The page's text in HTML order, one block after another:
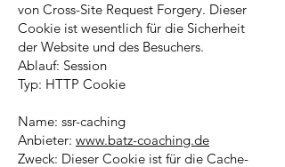
von Cross-Site Request Forgery. Dieser
Cookie ist wesentlich für die Sicherheit
der Website und des Besuchers.
Ablauf: Session
Typ: HTTP Cookie
Name: ssr-caching
Anbieter: www.batz-coaching.de
Zweck: Dieser Cookie ist für die Cache-